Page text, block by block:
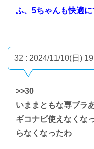
ふ、5ちゃんも快適
32 : 2024/11/10(日)
>>30
いままともな専ブラ
ギコナビ使えなくな
らなくなったわ